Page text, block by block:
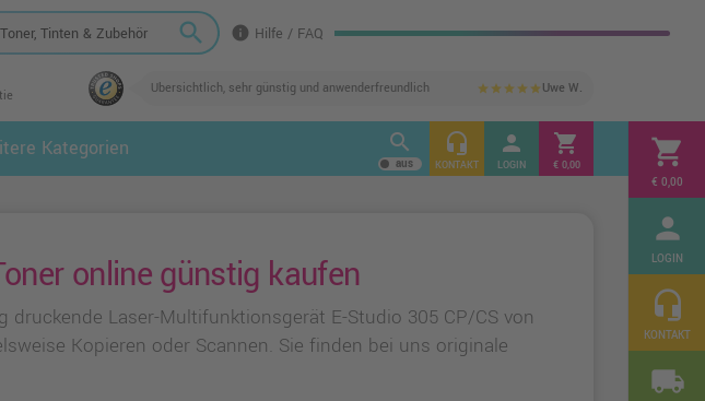
search info Hilfe / FAQ
Übersichtlich, sehr günstig und anwenderfreundlich star star star star star Uwe W.
shopping_cart
€ 0,00
person
LOGIN
headset_mic
KONTAKT
local_shipping
Kategorien search headset_mic
KONTAKT
person
LOGIN
shopping_cart
€ 0,00
online günstig kaufen
Laser-Multifunktionsgerät E-Studio 305 CP/CS von
Kopieren oder Scannen. Sie finden bei uns originale